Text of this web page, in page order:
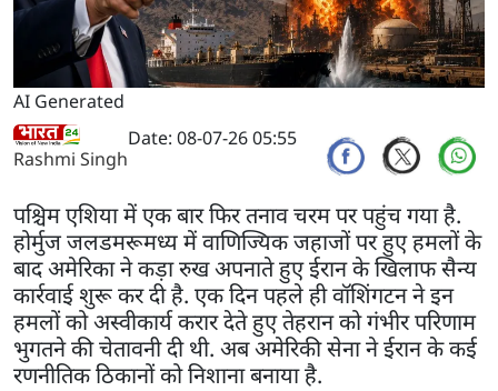
AI Generated
Rashmi Singh
Date: 08-07-26 05:55
पश्चिम एशिया में एक बार फिर तनाव चरम पर पहुंच गया है.
होर्मुज जलडमरूमध्य में वाणिज्यिक जहाजों पर हुए हमलों के
बाद अमेरिका ने कड़ा रुख अपनाते हुए ईरान के खिलाफ सैन्य
कार्रवाई शुरू कर दी है. एक दिन पहले ही वॉशिंगटन ने इन
हमलों को अस्वीकार्य करार देते हुए तेहरान को गंभीर परिणाम
भुगतने की चेतावनी दी थी. अब अमेरिकी सेना ने ईरान के कई
रणनीतिक ठिकानों को निशाना बनाया है.